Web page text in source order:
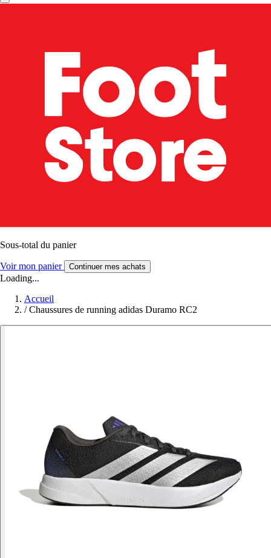
Sous-total du panier
Voir mon panier Continuer mes achats
Loading...
Accueil
/ Chaussures de running adidas Duramo RC2